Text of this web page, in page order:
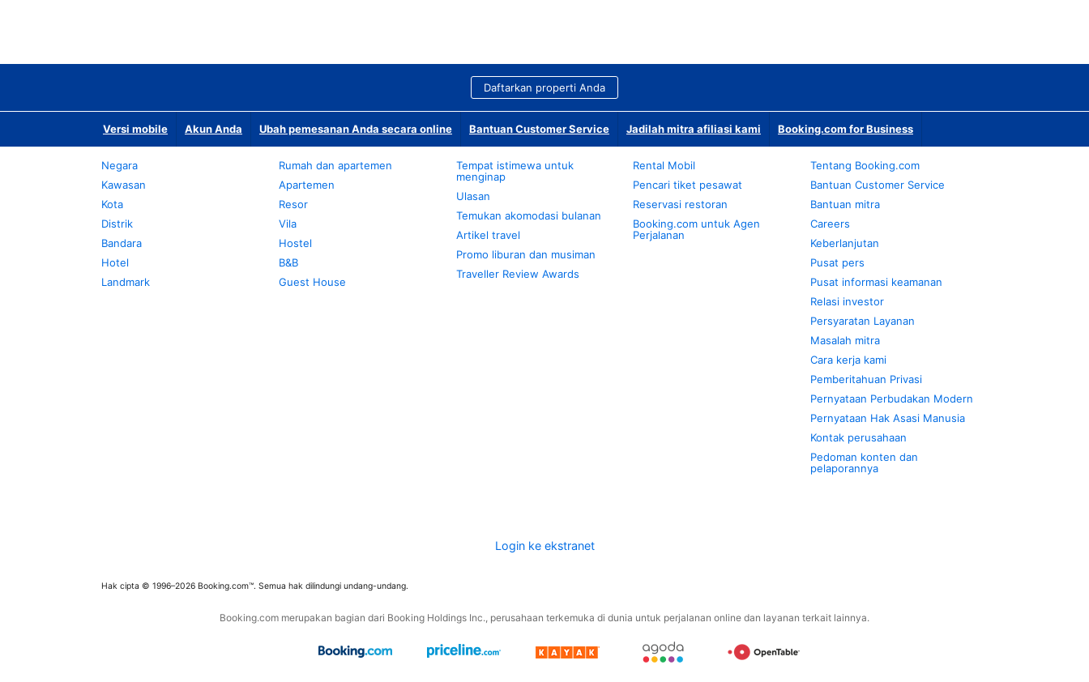
Daftarkan properti Anda
Versi mobile Akun Anda Ubah pemesanan Anda secara online Bantuan Customer Service Jadilah mitra afiliasi kami Booking.com for Business
Negara
Kawasan
Kota
Distrik
Bandara
Hotel
Landmark
Rumah dan apartemen
Apartemen
Resor
Vila
Hostel
B&B
Guest House
Tempat istimewa untuk
menginap
Ulasan
Temukan akomodasi bulanan
Artikel travel
Promo liburan dan musiman
Traveller Review Awards
Rental Mobil
Pencari tiket pesawat
Reservasi restoran
Booking.com untuk Agen
Perjalanan
Tentang Booking.com
Bantuan Customer Service
Bantuan mitra
Careers
Keberlanjutan
Pusat pers
Pusat informasi keamanan
Relasi investor
Persyaratan Layanan
Masalah mitra
Cara kerja kami
Pemberitahuan Privasi
Pernyataan Perbudakan Modern
Pernyataan Hak Asasi Manusia
Kontak perusahaan
Pedoman konten dan
pelaporannya
Login ke ekstranet
Hak cipta © 1996–2026 Booking.com™. Semua hak dilindungi undang-undang.
Booking.com merupakan bagian dari Booking Holdings Inc., perusahaan terkemuka di dunia untuk perjalanan online dan layanan terkait lainnya.